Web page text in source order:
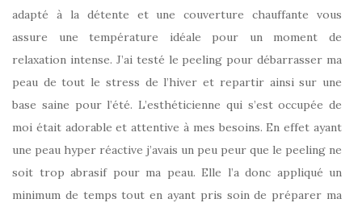
adapté à la détente et une couverture chauffante vous
assure une température idéale pour un moment de
relaxation intense. J’ai testé le peeling pour débarrasser ma
peau de tout le stress de l’hiver et repartir ainsi sur une
base saine pour l’été. L’esthéticienne qui s’est occupée de
moi était adorable et attentive à mes besoins. En effet ayant
une peau hyper réactive j’avais un peu peur que le peeling ne
soit trop abrasif pour ma peau. Elle l’a donc appliqué un
minimum de temps tout en ayant pris soin de préparer ma